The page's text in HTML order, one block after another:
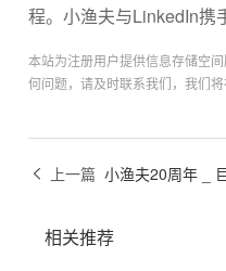
程。小渔夫与LinkedIn携
本站为注册用户提供信息存储空
何问题，请及时联系我们，我们将
上一篇
相关推荐